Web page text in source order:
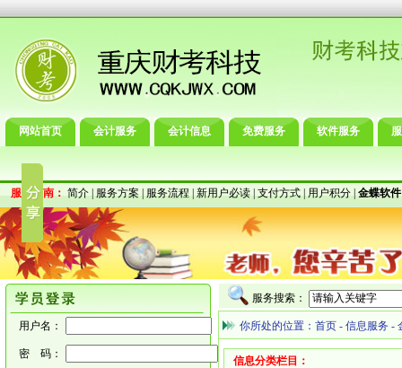
网站首页 会计服务 会计信息 免费服务 软件服务
服务指南： 简介|服务方案|服务流程|新用户必读|支付方式|用户积分|金蝶软件
用户名：
密 码：
服务搜索：
你所处的位置： 首页 - 信息服务 -
信息分类栏目：